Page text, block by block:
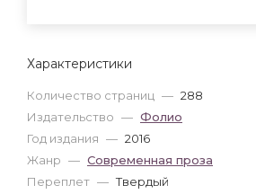
Характеристики
Количество страниц — 288
Издательство — Фолио
Год издания — 2016
Жанр — Современная проза
Переплет — Твердый